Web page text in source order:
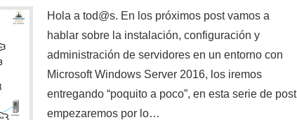
Hola a tod@s. En los próximos post vamos a
hablar sobre la instalación, configuración y
administración de servidores en un entorno con
Microsoft Windows Server 2016, los iremos
entregando “poquito a poco”, en esta serie de post
empezaremos por lo…